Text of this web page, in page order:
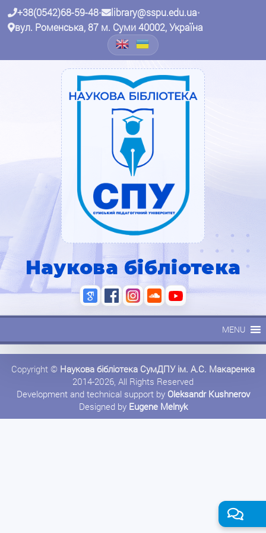
+38(0542)68-59-48• library@sspu.edu.ua•
вул. Роменська, 87 м. Суми 40002, Україна
Наукова бібліотека
MENU
Copyright © Наукова бібліотека СумДПУ ім. А.С. Макаренка
2014-2026, All Rights Reserved
Development and technical support by Oleksandr Kushnerov
Designed by Eugene Melnyk